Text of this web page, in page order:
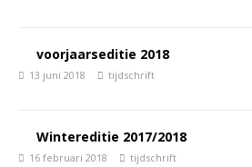
voorjaarseditie 2018
13 juni 2018 tijdschrift
Wintereditie 2017/2018
16 februari 2018 tijdschrift